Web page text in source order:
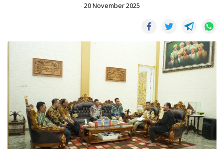
20 November 2025